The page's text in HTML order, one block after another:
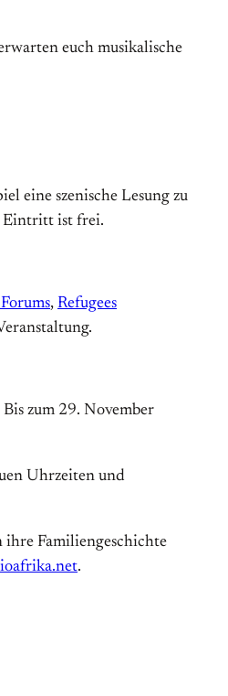
euch musikalische
eine szenische Lesung zu
Eintritt ist frei.
, Refugees
zum 29. November
Uhrzeiten und
Familiengeschichte
.